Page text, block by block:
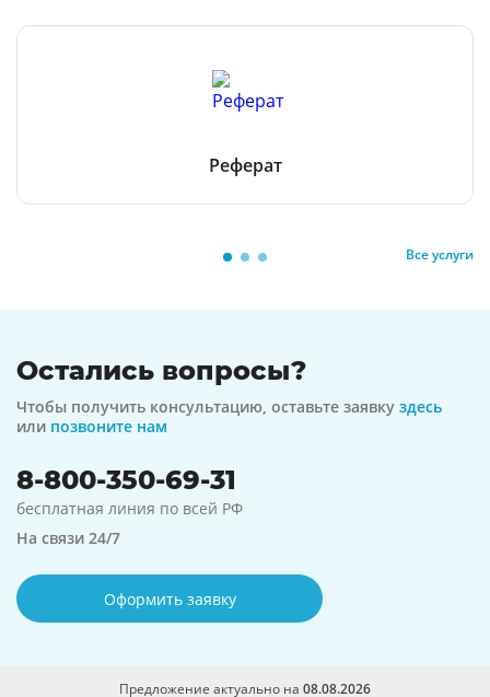
Реферат
Все услуги
Остались вопросы?
Чтобы получить консультацию, оставьте заявку здесь
или позвоните нам
8-800-350-69-31
бесплатная линия по всей РФ
На связи 24/7
Оформить заявку
Предложение актуально на 08.08.2026